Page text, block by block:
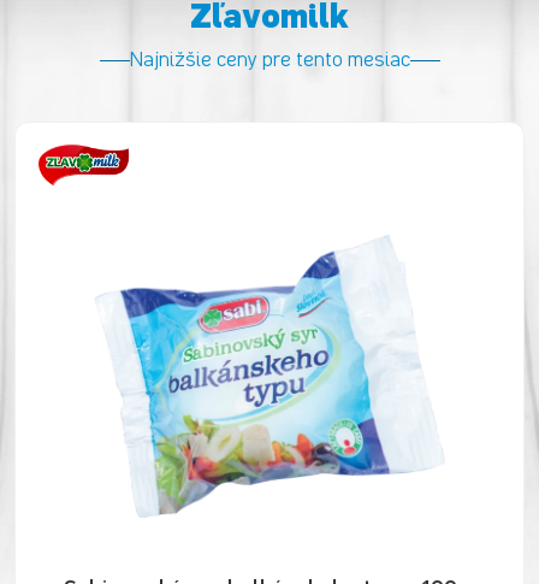
Zľavomilk
Najnižšie ceny pre tento mesiac